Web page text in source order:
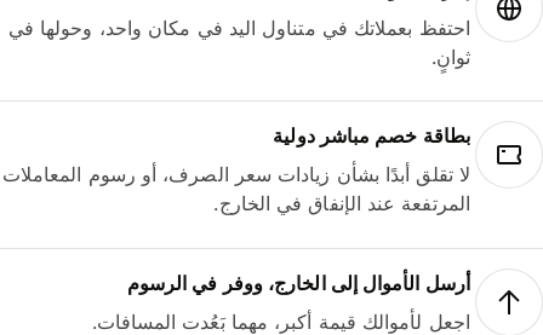
احتفظ بعملاتك في متناول اليد في مكان واحد، وحولها في
ثوانٍ.
بطاقة خصم مباشر دولية
لا تقلق أبدًا بشأن زيادات سعر الصرف، أو رسوم المعاملات
المرتفعة عند الإنفاق في الخارج.
أرسل الأموال إلى الخارج، ووفر في الرسوم
اجعل لأموالك قيمة أكبر، مهما بَعُدت المسافات.